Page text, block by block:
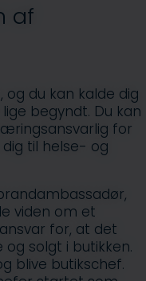
af
du kan kalde dig
begyndt. Du kan
for
til helse- og
viden om et
for, at det
solgt i butikken.
blive butikschef.